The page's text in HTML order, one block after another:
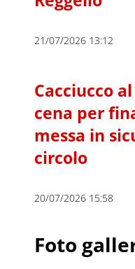
21/07/2026 13:12
Cacciucco
cena per
messa in
circolo
20/07/2026 15:58
Foto